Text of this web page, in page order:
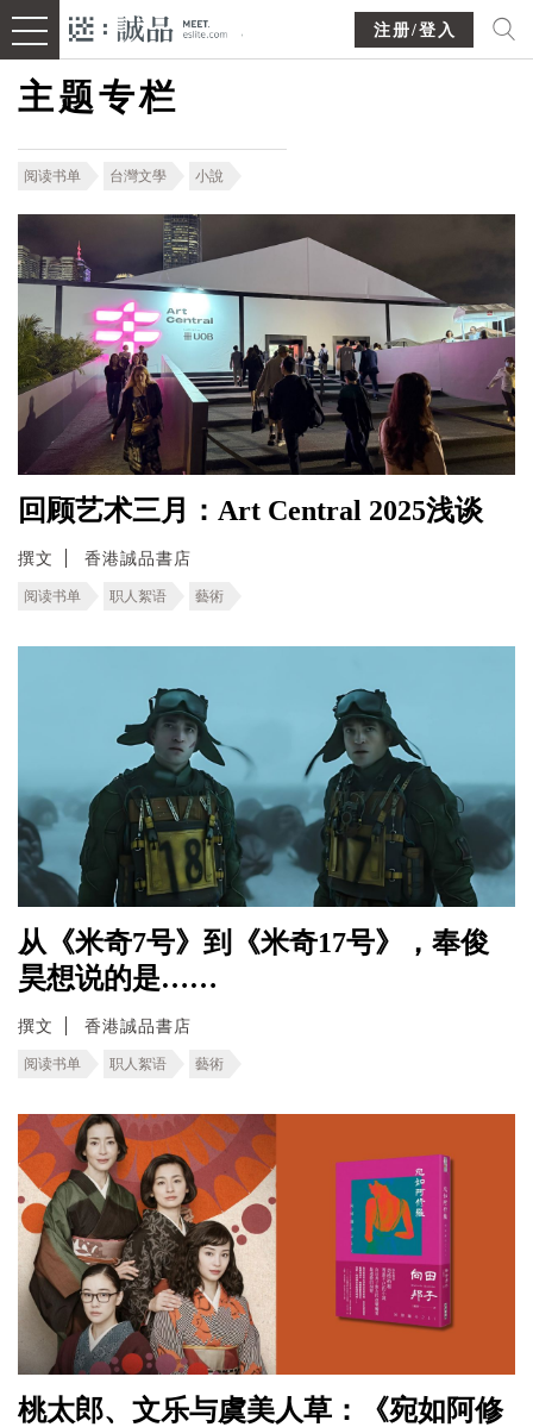
注册/登入
主题专栏
阅读书单 台灣文學 小說
回顾艺术三月：Art Central 2025浅谈
撰文 香港誠品書店
阅读书单 职人絮语 藝術
从《米奇7号》到《米奇17号》，奉俊
昊想说的是……
撰文 香港誠品書店
阅读书单 职人絮语 藝術
桃太郎、文乐与虞美人草：《宛如阿修